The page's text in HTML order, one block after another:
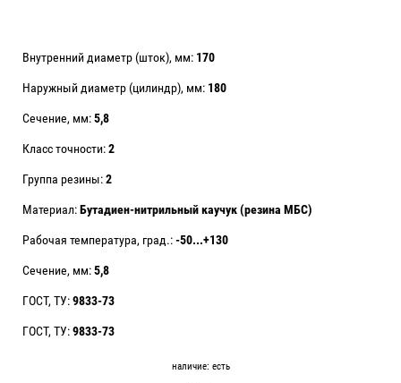
Внутренний диаметр (шток), мм: 170
Наружный диаметр (цилиндр), мм: 180
Сечение, мм:5,8
Класс точности:2
Группа резины:2
Материал:Бутадиен-нитрильный каучук (резина МБС)
Рабочая температура, град.:-50...+130
Сечение, мм:5,8
ГОСТ, ТУ:9833-73
ГОСТ, ТУ:9833-73
наличие: есть